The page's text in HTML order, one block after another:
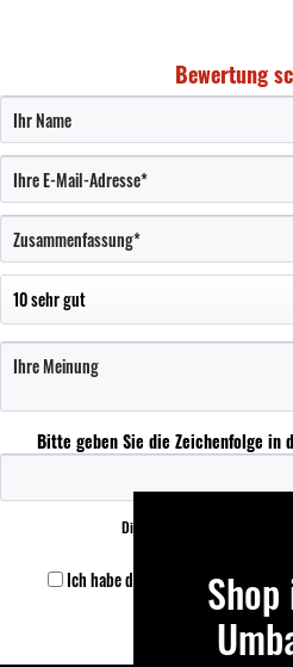
Bewertung
Bitte geben Sie die Zeichenfolge in
Die mit einem * markierten
Ich habe die